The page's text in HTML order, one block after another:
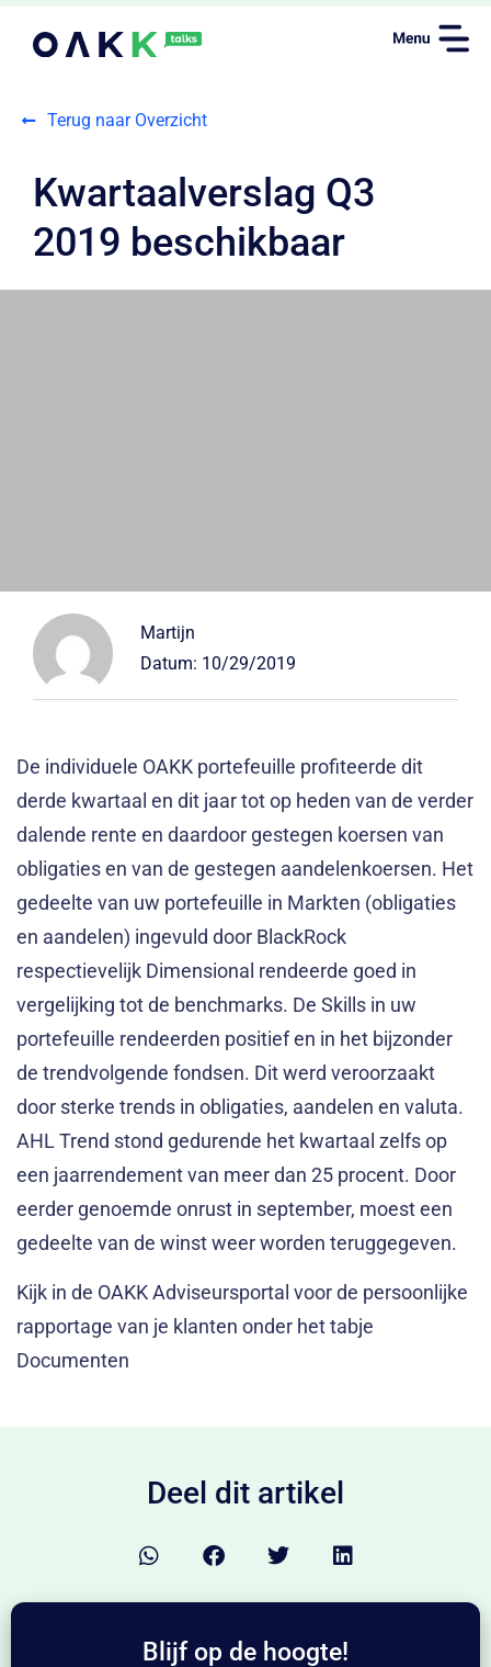
Terug naar Overzicht
Kwartaalverslag Q3
2019 beschikbaar
Martijn
Datum: 10/29/2019
De individuele OAKK portefeuille profiteerde dit
derde kwartaal en dit jaar tot op heden van de verder
dalende rente en daardoor gestegen koersen van
obligaties en van de gestegen aandelenkoersen. Het
gedeelte van uw portefeuille in Markten (obligaties
en aandelen) ingevuld door BlackRock
respectievelijk Dimensional rendeerde goed in
vergelijking tot de benchmarks. De Skills in uw
portefeuille rendeerden positief en in het bijzonder
de trendvolgende fondsen. Dit werd veroorzaakt
door sterke trends in obligaties, aandelen en valuta.
AHL Trend stond gedurende het kwartaal zelfs op
een jaarrendement van meer dan 25 procent. Door
eerder genoemde onrust in september, moest een
gedeelte van de winst weer worden teruggegeven.
Kijk in de OAKK Adviseursportal voor de persoonlijke
rapportage van je klanten onder het tabje
Documenten
Deel dit artikel
Blijf op de hoogte!